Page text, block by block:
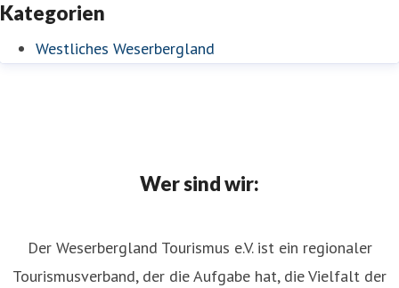
Kategorien
Westliches Weserbergland
Wer sind wir:
Der Weserbergland Tourismus e.V. ist ein regionaler
Tourismusverband, der die Aufgabe hat, die Vielfalt der